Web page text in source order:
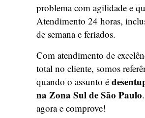
problema com agilidade e
Atendimento 24 horas,
de semana e feriados.
Com atendimento de
total no cliente, somos
quando o assunto é
na Zona Sul de São Paulo
agora e comprove!